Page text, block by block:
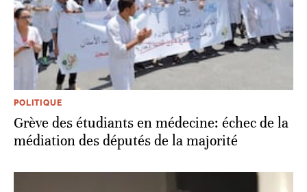
POLITIQUE
Grève des étudiants en médecine: échec de la
médiation des députés de la majorité